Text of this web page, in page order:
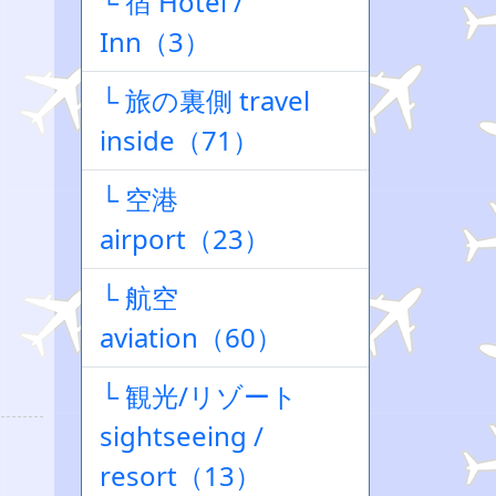
Inn（3）
└ 旅の裏側 travel
inside（71）
└ 空港
airport（23）
└ 航空
aviation（60）
└ 観光/リゾート
sightseeing /
resort（13）